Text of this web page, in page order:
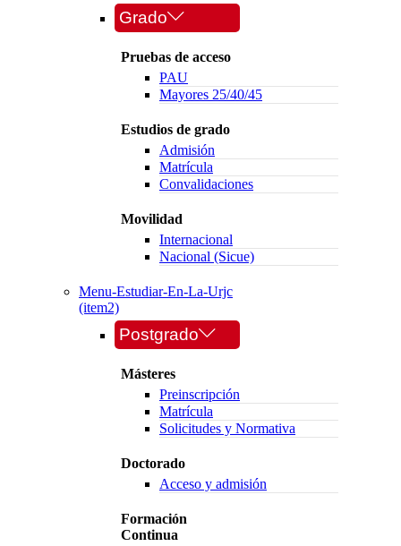
Grado
Pruebas de acceso
PAU
Mayores 25/40/45
Estudios de grado
Admisión
Matrícula
Convalidaciones
Movilidad
Internacional
Nacional (Sicue)
Menu-Estudiar-En-La-Urjc
(item2)
Postgrado
Másteres
Preinscripción
Matrícula
Solicitudes y Normativa
Doctorado
Acceso y admisión
Formación
Continua